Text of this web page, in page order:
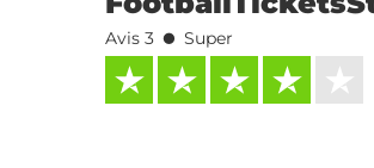
Avis 3 • Super